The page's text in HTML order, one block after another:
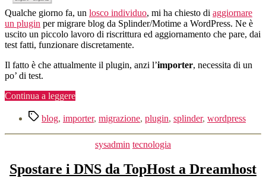
Qualche giorno fa, un losco individuo, mi ha chiesto di aggiornare
un plugin per migrare blog da Splinder/Motime a WordPress. Ne è
uscito un piccolo lavoro di riscrittura ed aggiornamento che pare, dai
test fatti, funzionare discretamente.
Il fatto è che attualmente il plugin, anzi l’importer, necessita di un
po’ di test.
Continua a leggere“Migrare
proprio
da
Splinder
WordPress
Tagblog, importer, migrazione, plugin, splinder, wordpress
Categorie
sysadmin tecnologia
Spostare i DNS da TopHost a Dreamhost